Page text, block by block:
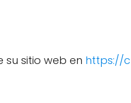
sitio web en https://